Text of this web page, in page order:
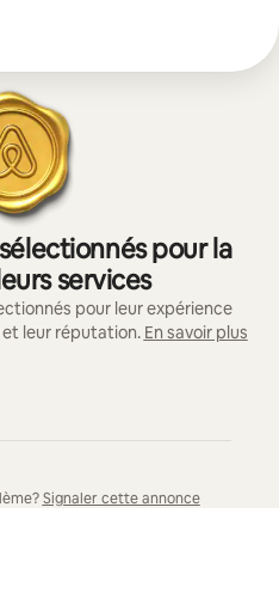
pour la
services
pour leur expérience
leur réputation. En savoir plus
Signaler cette annonce